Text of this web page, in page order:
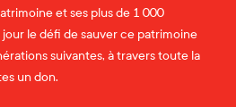
et ses plus de 1 000
le défi de sauver ce patrimoine
suivantes, à travers toute la
un don.